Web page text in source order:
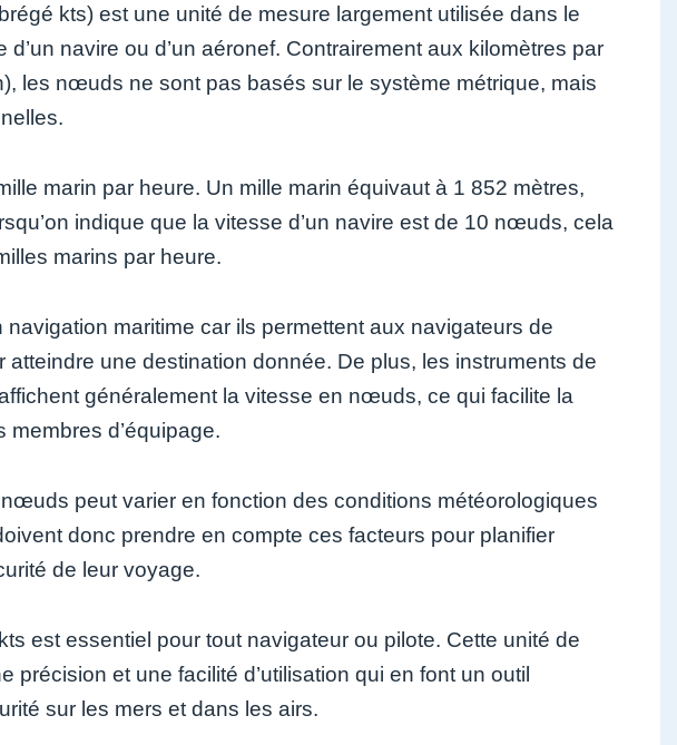
kts) est une unité de mesure largement utilisée dans le
navire ou d’un aéronef. Contrairement aux kilomètres par
les nœuds ne sont pas basés sur le système métrique, mais
marin par heure. Un mille marin équivaut à 1 852 mètres,
indique que la vitesse d’un navire est de 10 nœuds, cela
marins par heure.
maritime car ils permettent aux navigateurs de
une destination donnée. De plus, les instruments de
généralement la vitesse en nœuds, ce qui facilite la
d’équipage.
peut varier en fonction des conditions météorologiques
donc prendre en compte ces facteurs pour planifier
de leur voyage.
est essentiel pour tout navigateur ou pilote. Cette unité de
et une facilité d’utilisation qui en font un outil
sur les mers et dans les airs.